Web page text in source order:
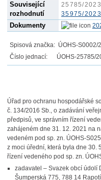
Související
rozhodnutí
25785/
35975/
Dokumenty
Spisová značka: ÚOHS-S0002/
Číslo jednací: ÚOHS-25785/
Úřad pro ochranu hospodářské
č. 134/2016 Sb., o zadávání
předpisů, ve správním řízení
zahájeném dne 31. 12. 2021 na
vedeném pod sp. zn. ÚOHS-
z moci úřední, která byla dne 30.
řízení vedeného pod sp. zn.
zadavatel – Svazek obcí údolí
Šumperská 775, 788 14